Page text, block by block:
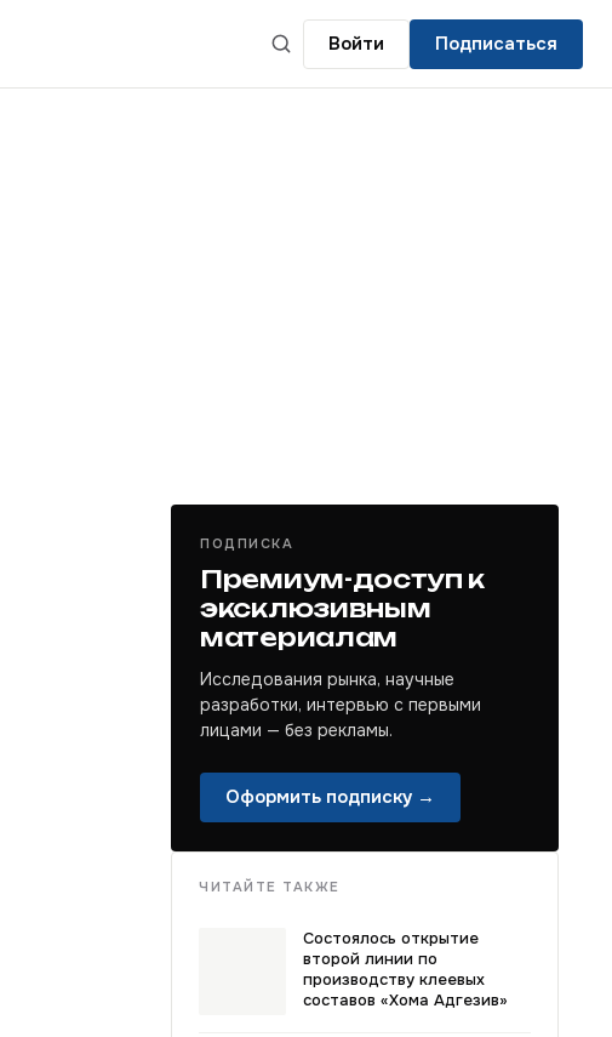
Войти Подписаться
ПОДПИСКА
Премиум-доступ к
эксклюзивным
материалам
Исследования рынка, научные
разработки, интервью с первыми
лицами — без рекламы.
Оформить подписку →
ЧИТАЙТЕ ТАКЖЕ
Состоялось открытие
второй линии по
производству клеевых
составов «Хома Адгезив»